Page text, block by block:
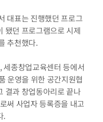
대표는 진행했던 프로그
됐던 프로그램으로 시제
추천했다.
종창업교육센터 등에서
운영을 위한 공간지원협
결과 창업동아리로 끝나
써 사업자 등록증을 내고
.